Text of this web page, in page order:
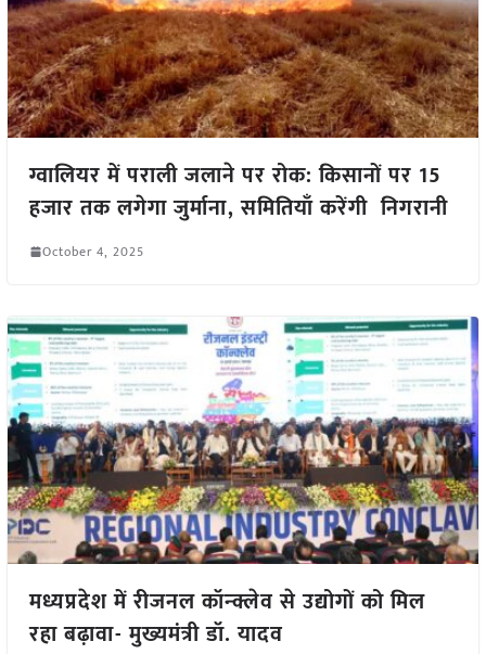
ग्वालियर में पराली जलाने पर रोक: किसानों पर 15
हजार तक लगेगा जुर्माना, समितियाँ करेंगी निगरानी
October 4, 2025
मध्यप्रदेश में रीजनल कॉन्क्लेव से उद्योगों को मिल
रहा बढ़ावा- मुख्यमंत्री डॉ. यादव